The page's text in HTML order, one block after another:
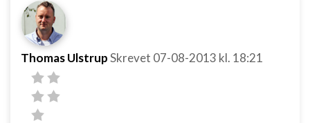
Thomas UlstrupSkrevet 07-08-2013 kl. 18:21